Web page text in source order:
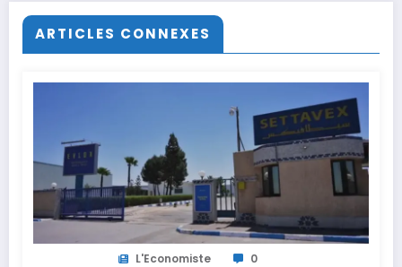
ARTICLES CONNEXES
L'Economiste 0